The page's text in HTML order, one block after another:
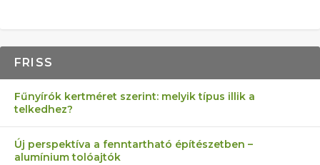
FRISS
Fűnyírók kertméret szerint: melyik típus illik a
telkedhez?
Új perspektíva a fenntartható építészetben –
alumínium tolóajtók